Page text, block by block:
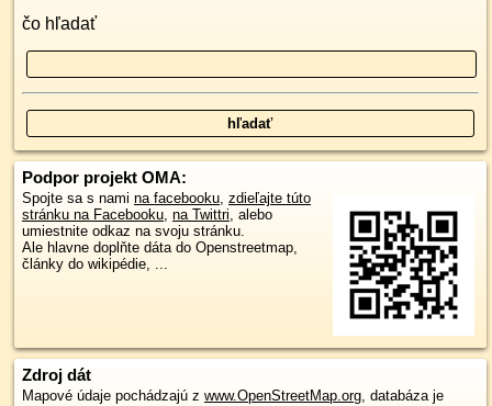
čo hľadať
Podpor projekt OMA:
Spojte sa s nami na facebooku, zdieľajte túto
stránku na Facebooku, na Twittri, alebo
umiestnite odkaz na svoju stránku.
Ale hlavne doplňte dáta do Openstreetmap,
články do wikipédie, ...
Zdroj dát
Mapové údaje pochádzajú z www.OpenStreetMap.org, databáza je